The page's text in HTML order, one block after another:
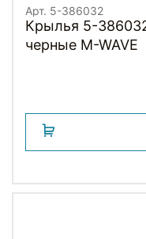
Арт. 5-386032
Крылья 5-
черные M-WAVE